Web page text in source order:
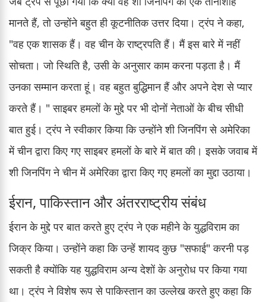
मानते हैं, तो उन्होंने बहुत ही कूटनीतिक उत्तर दिया। ट्रंप ने कहा,
"वह एक शासक हैं। वह चीन के राष्ट्रपति हैं। मैं इस बारे में नहीं
सोचता। जो स्थिति है, उसी के अनुसार काम करना पड़ता है। मैं
उनका सम्मान करता हूं। वह बहुत बुद्धिमान हैं और अपने देश से प्यार
करते हैं। " साइबर हमलों के मुद्दे पर भी दोनों नेताओं के बीच सीधी
बात हुई। ट्रंप ने स्वीकार किया कि उन्होंने शी जिनपिंग से अमेरिका
में चीन द्वारा किए गए साइबर हमलों के बारे में बात की। इसके जवाब में
शी जिनपिंग ने चीन में अमेरिका द्वारा किए गए हमलों का मुद्दा उठाया।
ईरान, पाकिस्तान और अंतरराष्ट्रीय संबंध
ईरान के मुद्दे पर बात करते हुए ट्रंप ने एक महीने के युद्धविराम का
जिक्र किया। उन्होंने कहा कि उन्हें शायद कुछ "सफाई" करनी पड़
सकती है क्योंकि यह युद्धविराम अन्य देशों के अनुरोध पर किया गया
था। ट्रंप ने विशेष रूप से पाकिस्तान का उल्लेख करते हुए कहा कि